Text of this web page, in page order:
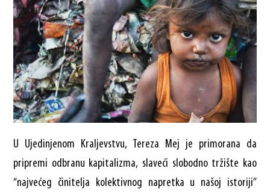
U Ujedinjenom Kraljevstvu, Tereza Mej je primorana da
pripremi odbranu kapitalizma, slaveći slobodno tržište kao
“najvećeg činitelja kolektivnog napretka u našoj istoriji”